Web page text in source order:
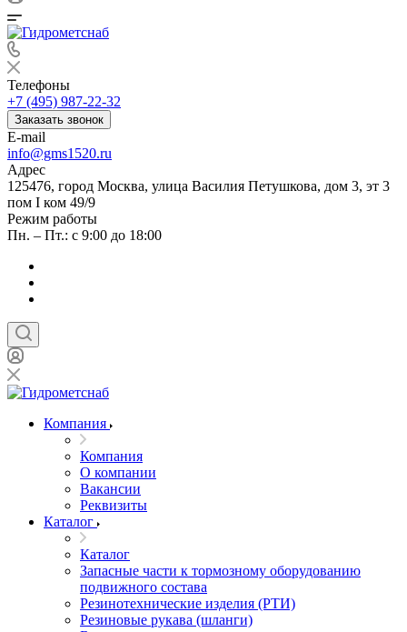
Телефоны
+7 (495) 987-22-32
Заказать звонок
E-mail
info@gms1520.ru
Адрес
125476, город Москва, улица Василия Петушкова, дом 3, эт 3
пом I ком 49/9
Режим работы
Пн. – Пт.: с 9:00 до 18:00
Компания
Компания
О компании
Вакансии
Реквизиты
Каталог
Каталог
Запасные части к тормозному оборудованию
подвижного состава
Резинотехнические изделия (РТИ)
Резиновые рукава (шланги)